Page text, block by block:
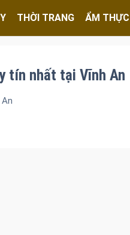
THỜI TRANG ẨM THỰC
tín nhất tại Vĩnh An